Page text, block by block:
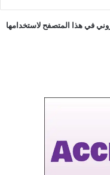
في هذا المتصفح لاستخدامها